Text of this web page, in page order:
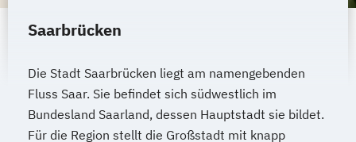
Saarbrücken
Die Stadt Saarbrücken liegt am namengebenden
Fluss Saar. Sie befindet sich südwestlich im
Bundesland Saarland, dessen Hauptstadt sie bildet.
Für die Region stellt die Großstadt mit knapp